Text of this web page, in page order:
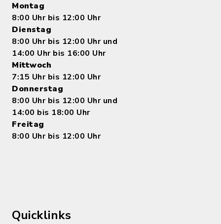
Montag
8:00 Uhr bis 12:00 Uhr
Dienstag
8:00 Uhr bis 12:00 Uhr und
14:00 Uhr bis 16:00 Uhr
Mittwoch
7:15 Uhr bis 12:00 Uhr
Donnerstag
8:00 Uhr bis 12:00 Uhr und
14:00 bis 18:00 Uhr
Freitag
8:00 Uhr bis 12:00 Uhr
Quicklinks